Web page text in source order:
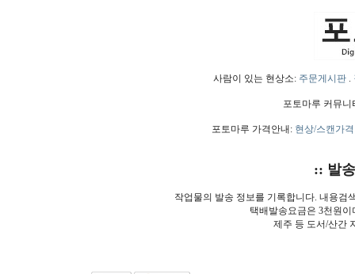
사람이 있는 현상소: 주문게시판.
포토마루 커뮤
포토마루 가격안내: 현상/스캔가격
:: 발
작업물의 발송 정보를 기록합니다. 내용검
택배발송요금은 3천원
제주 등 도서/산간